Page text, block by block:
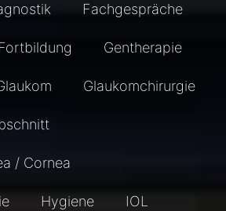
Fachgespräche
Gentherapie
Glaukomchirurgie
/ Cornea
Hygiene IOL